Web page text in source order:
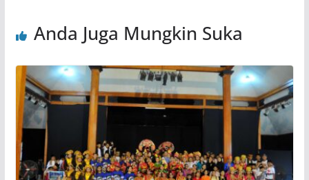
Anda Juga Mungkin Suka